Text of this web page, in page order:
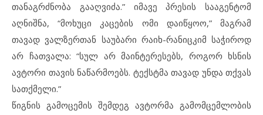
თანაგრძნობა გააღვიძა.” იმავე პრესის სააგენტომ
აღნიშნა, “მოხუცი კაცების ომი დაიწყოო,” მაგრამ
თავად ვალზერთან საუბარი რაიხ-რანიცკიმ საჭიროდ
არ ჩათვალა: “სულ არ მაინტერესებს, როგორ ხსნის
ავტორი თავის ნაწარმოებს. ტექსტმა თავად უნდა თქვას
სათქმელი.”
წიგნის გამოცემის შემდეგ ავტორმა გამომცემლობის